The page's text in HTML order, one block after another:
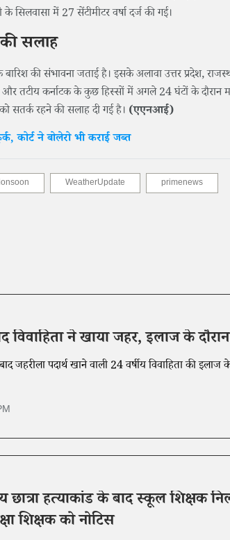
सिलवासा में 27 सेंटीमीटर वर्षा दर्ज की गई।
सलाह
की संभावना जताई है। इसके अलावा उत्तर प्रदेश,
और तटीय कर्नाटक के कुछ हिस्सों में अगले 24 घंटों के दौरान
सतर्क रहने की सलाह दी गई है। (एएनआई)
कोर्ट ने बोलेरो भी कराई जब्त
WeatherUpdate
primenews
विवाहिता ने खाया जहर, इलाज के
जहरीला पदार्थ खाने वाली 24 वर्षीय विवाहिता की इलाज
छात्रा हत्याकांड के बाद स्कूल शिक्षक
शिक्षक को नोटिस